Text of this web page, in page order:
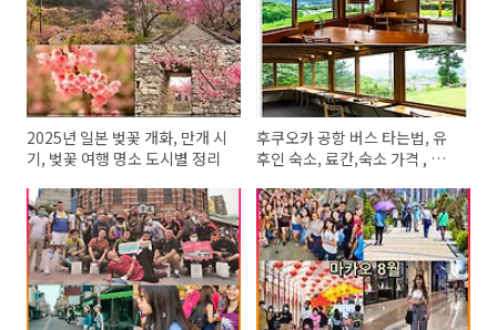
2025년 일본 벚꽃 개화, 만개 시
기, 벚꽃 여행 명소 도시별 정리
후쿠오카 공항 버스 타는법, 유
후인 숙소, 료칸,숙소 가격 , 맛